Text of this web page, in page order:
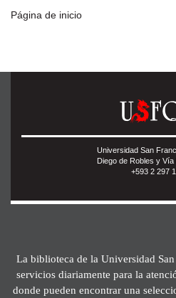
Página de inicio
Universidad San
Diego de Robles y
+593 2 297
La biblioteca de la Universidad
servicios diariamente para la
donde pueden encontrar una